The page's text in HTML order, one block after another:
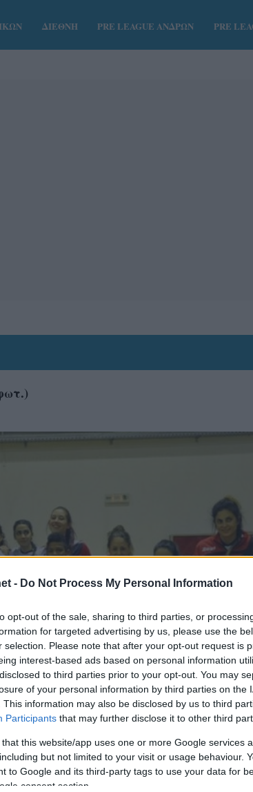
- Do Not Process My Personal Information
opt-out of the sale, sharing to third parties, or
for targeted advertising by us, please use the
selection. Please note that after your opt-out request is
interest-based ads based on personal information
to third parties prior to your opt-out. You may
of your personal information by third parties on the
This information may also be disclosed by us to third
Participants that may further disclose it to other third
that this website/app uses one or more Google services
but not limited to your visit or usage behaviour.
to Google and its third-party tags to use your data for
consent section.
ΔΙΕΘΝΗ PRE LEAGUE ΑΝΔΡΩΝ PRE